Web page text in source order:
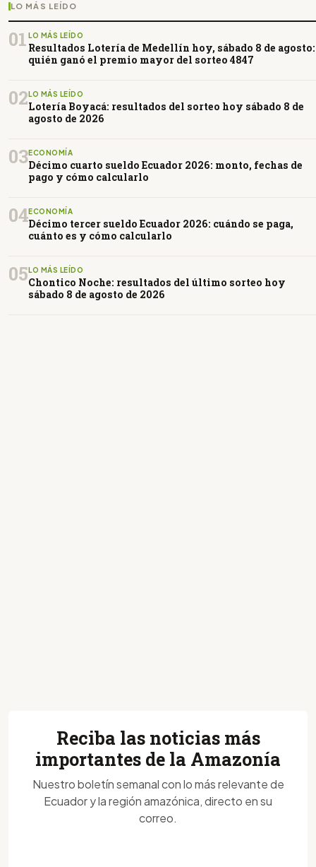
LO MÁS LEÍDO
01 LO MÁS LEÍDO
Resultados Lotería de Medellín hoy, sábado 8 de agosto:
quién ganó el premio mayor del sorteo 4847
02LO MÁS LEÍDO
Lotería Boyacá: resultados del sorteo hoy sábado 8 de
agosto de 2026
03ECONOMÍA
Décimo cuarto sueldo Ecuador 2026: monto, fechas de
pago y cómo calcularlo
04ECONOMÍA
Décimo tercer sueldo Ecuador 2026: cuándo se paga,
cuánto es y cómo calcularlo
05LO MÁS LEÍDO
Chontico Noche: resultados del último sorteo hoy
sábado 8 de agosto de 2026
Reciba las noticias más
importantes de la Amazonía
Nuestro boletín semanal con lo más relevante de
Ecuador y la región amazónica, directo en su
correo.